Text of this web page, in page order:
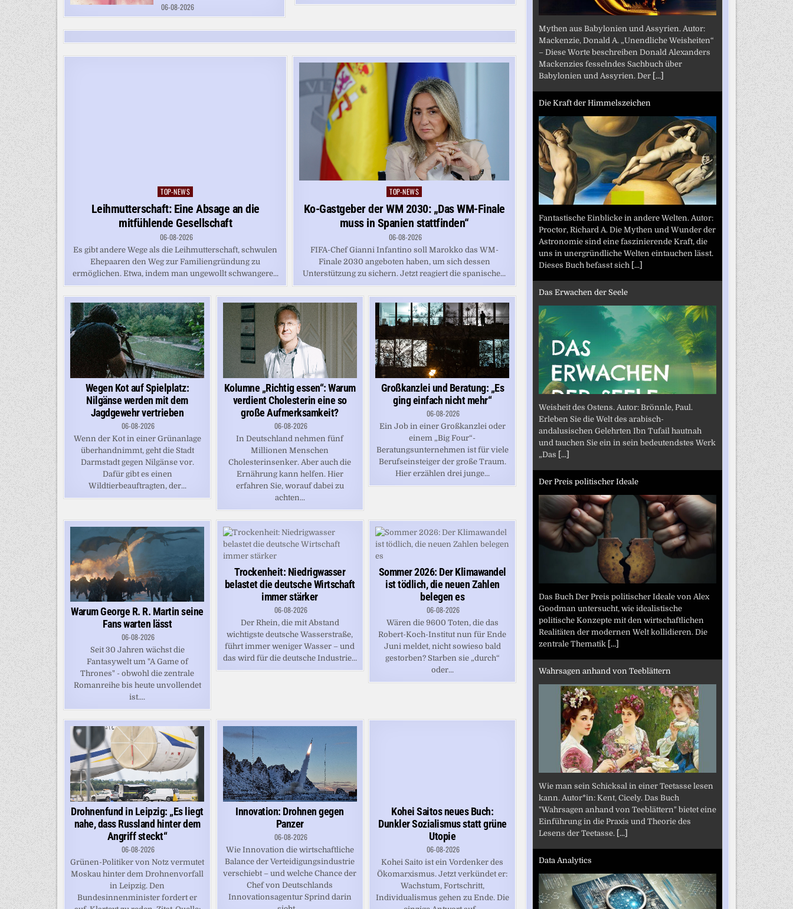
06-08-2026
Posted
in
TOP-NEWS
Leihmutterschaft: Eine Absage an die
mitfühlende Gesellschaft
06-08-2026
Es gibt andere Wege als die Leihmutterschaft, schwulen
Ehepaaren den Weg zur Familiengründung zu
ermöglichen. Etwa, indem man ungewollt schwangere...
Posted
in
TOP-NEWS
Ko-Gastgeber der WM 2030: „Das WM-Finale
muss in Spanien stattfinden“
06-08-2026
FIFA-Chef Gianni Infantino soll Marokko das WM-
Finale 2030 angeboten haben, um sich dessen
Unterstützung zu sichern. Jetzt reagiert die spanische...
Wegen Kot auf Spielplatz:
Nilgänse werden mit dem
Jagdgewehr vertrieben
06-08-2026
Wenn der Kot in einer Grünanlage
überhandnimmt, geht die Stadt
Darmstadt gegen Nilgänse vor.
Dafür gibt es einen
Wildtierbeauftragten, der...
Kolumne „Richtig essen“: Warum
verdient Cholesterin eine so
große Aufmerksamkeit?
06-08-2026
In Deutschland nehmen fünf
Millionen Menschen
Cholesterinsenker. Aber auch die
Ernährung kann helfen. Hier
erfahren Sie, worauf dabei zu
achten...
Großkanzlei und Beratung: „Es
ging einfach nicht mehr“
06-08-2026
Ein Job in einer Großkanzlei oder
einem „Big Four“-
Beratungsunternehmen ist für viele
Berufseinsteiger der große Traum.
Hier erzählen drei junge...
Warum George R. R. Martin seine
Fans warten lässt
06-08-2026
Seit 30 Jahren wächst die
Fantasywelt um "A Game of
Thrones" - obwohl die zentrale
Romanreihe bis heute unvollendet
ist....
Trockenheit: Niedrigwasser
belastet die deutsche Wirtschaft
immer stärker
06-08-2026
Der Rhein, die mit Abstand
wichtigste deutsche Wasserstraße,
führt immer weniger Wasser – und
das wird für die deutsche Industrie...
Sommer 2026: Der Klimawandel
ist tödlich, die neuen Zahlen
belegen es
06-08-2026
Wären die 9600 Toten, die das
Robert-Koch-Institut nun für Ende
Juni meldet, nicht sowieso bald
gestorben? Starben sie „durch“
oder...
Drohnenfund in Leipzig: „Es liegt
nahe, dass Russland hinter dem
Angriff steckt“
06-08-2026
Grünen-Politiker von Notz vermutet
Moskau hinter dem Drohnenvorfall
in Leipzig. Den
Bundesinnenminister fordert er
Innovation: Drohnen gegen
Panzer
06-08-2026
Wie Innovation die wirtschaftliche
Balance der Verteidigungsindustrie
verschiebt – und welche Chance der
Chef von Deutschlands
Innovationsagentur Sprind darin
Kohei Saitos neues Buch:
Dunkler Sozialismus statt grüne
Utopie
06-08-2026
Kohei Saito ist ein Vordenker des
Ökomarxismus. Jetzt verkündet er:
Wachstum, Fortschritt,
Individualismus gehen zu Ende. Die
Mythen aus Babylonien und Assyrien. Autor:
Mackenzie, Donald A. „Unendliche Weisheiten“
– Diese Worte beschreiben Donald Alexanders
Mackenzies fesselndes Sachbuch über
Babylonien und Assyrien. Der [...]
Die Kraft der Himmelszeichen
Fantastische Einblicke in andere Welten. Autor:
Proctor, Richard A. Die Mythen und Wunder der
Astronomie sind eine faszinierende Kraft, die
uns in unergründliche Welten eintauchen lässt.
Dieses Buch befasst sich [...]
Das Erwachen der Seele
Weisheit des Ostens. Autor: Brönnle, Paul.
Erleben Sie die Welt des arabisch-
andalusischen Gelehrten Ibn Tufail hautnah
und tauchen Sie ein in sein bedeutendstes Werk
„Das [...]
Der Preis politischer Ideale
Das Buch Der Preis politischer Ideale von Alex
Goodman untersucht, wie idealistische
politische Konzepte mit den wirtschaftlichen
Realitäten der modernen Welt kollidieren. Die
zentrale Thematik [...]
Wahrsagen anhand von Teeblättern
Wie man sein Schicksal in einer Teetasse lesen
kann. Autor*in: Kent, Cicely. Das Buch
"Wahrsagen anhand von Teeblättern" bietet eine
Einführung in die Praxis und Theorie des
Lesens der Teetasse. [...]
Data Analytics